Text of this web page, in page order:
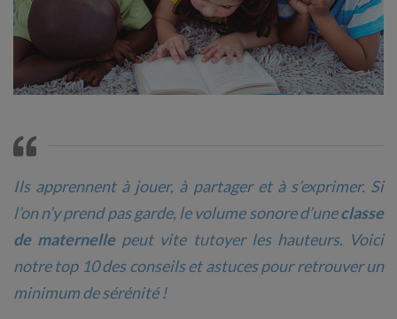
Ils apprennent à jouer, à partager et à s’exprimer. Si
l’on n’y prend pas garde, le volume sonore d’uneclasse
de maternellepeut vite tutoyer les hauteurs. Voici
notre top 10 des conseils et astuces pour retrouver un
minimum de sérénité !